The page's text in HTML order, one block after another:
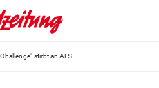
stirbt an ALS